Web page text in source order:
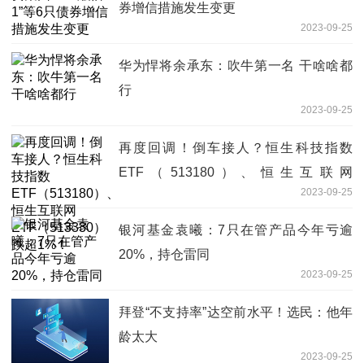
券增信措施发生变更
2023-09-25
华为悍将余承东：吹牛第一名 干啥啥都
行
2023-09-25
再度回调！倒车接人？恒生科技指数
ETF（513180）、恒生互联网
2023-09-25
银河基金袁曦：7只在管产品今年亏逾
20%，持仓雷同
2023-09-25
拜登“不支持率”达空前水平！选民：他年
龄太大
2023-09-25